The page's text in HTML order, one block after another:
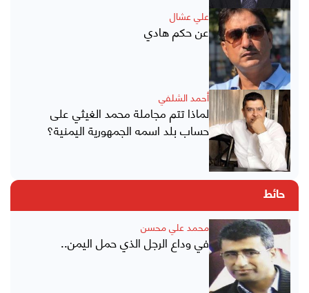
علي عشال
عن حكم هادي
أحمد الشلفي
لماذا تتم مجاملة محمد الغيثي على
حساب بلد اسمه الجمهورية اليمنية؟
حائط
محمد علي محسن
في وداع الرجل الذي حمل اليمن..